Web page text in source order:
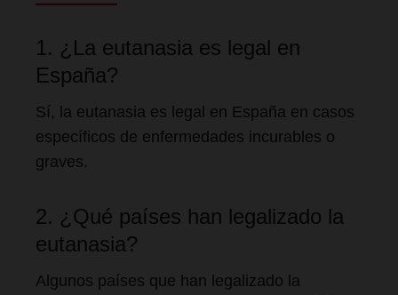
1. ¿La eutanasia es legal en
España?
Sí, la eutanasia es legal en España en casos
específicos de enfermedades incurables o
graves.
2. ¿Qué países han legalizado la
eutanasia?
Algunos países que han legalizado la